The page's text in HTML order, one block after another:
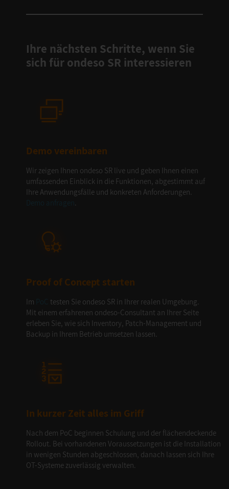
Ihre nächsten Schritte, wenn Sie
sich für ondeso SR interessieren
Demo vereinbaren
Wir zeigen Ihnen ondeso SR live und geben Ihnen einen
umfassenden Einblick in die Funktionen, abgestimmt auf
Ihre Anwendungsfälle und konkreten Anforderungen.
.
Proof of Concept starten
Im
testen Sie ondeso SR in Ihrer realen Umgebung.
Mit einem erfahrenen ondeso-Consultant an Ihrer Seite
erleben Sie, wie sich Inventory, Patch-Management und
Backup in Ihrem Betrieb umsetzen lassen.
In kurzer Zeit alles im Griff
Nach dem PoC beginnen Schulung und der flächendeckende
Rollout. Bei vorhandenen Voraussetzungen ist die Installation
in wenigen Stunden abgeschlossen, danach lassen sich Ihre
OT-Systeme zuverlässig verwalten.